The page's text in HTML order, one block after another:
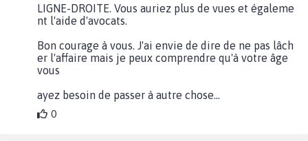
LIGNE-DROITE. Vous auriez plus de vues et égaleme
nt l'aide d'avocats.
Bon courage à vous. J'ai envie de dire de ne pas lâch
er l'affaire mais je peux comprendre qu'à votre âge
vous
ayez besoin de passer à autre chose...
0